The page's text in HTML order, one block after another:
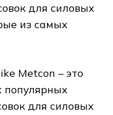
для силовых
из самых
Metcon – это
популярных
для силовых